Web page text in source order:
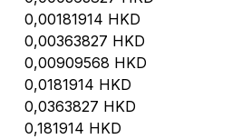
0,00181914 HKD
0,00363827 HKD
0,00909568 HKD
0,0181914 HKD
0,0363827 HKD
0,181914 HKD